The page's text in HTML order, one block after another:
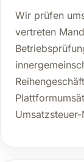
Wir prüfen
vertreten